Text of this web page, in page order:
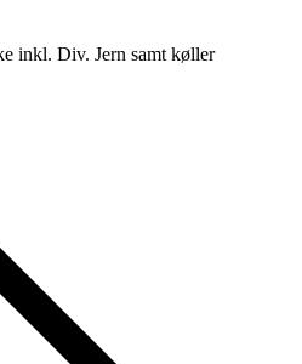
inkl. Div. Jern samt køller